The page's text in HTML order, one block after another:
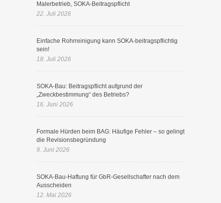
Malerbetrieb, SOKA-Beitragspflicht
22. Juli 2026
Einfache Rohrreinigung kann SOKA-beitragspflichtig
sein!
18. Juli 2026
SOKA-Bau: Beitragspflicht aufgrund der
„Zweckbestimmung“ des Betriebs?
16. Juni 2026
Formale Hürden beim BAG: Häufige Fehler – so gelingt
die Revisionsbegründung
9. Juni 2026
SOKA-Bau-Haftung für GbR-Gesellschafter nach dem
Ausscheiden
12. Mai 2026